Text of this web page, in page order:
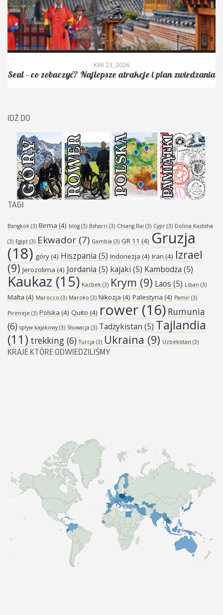
KWI 23, 2026
Seul – co zobaczyć? Najlepsze atrakcje i plan zwiedzania
IDŹ DO
TAGI
Bangkok (3) Birma (4) blog (3) Bsharri (3) Chiang Rai (3) Cypr (3) Dolina Kadisha
(3) Egipt (3) Ekwador (7) Gambia (3) GR 11 (4) Gruzja
(18) góry(4) Hiszpania (5) Indonezja (4) Iran (4) Izrael
(9) Jerozolima (4) Jordania (5) kajaki (5) Kambodża (5)
Kaukaz (15) Kazbek (3) Krym (9) Laos (5) Liban (3)
Malta (4) Marocco (3) Maroko (3) Nikozja (4) Palestyna (4) Pamir (3)
Pireneje (3) Polska (4) Quito (4) rower (16) Rumunia
(6) spływ kajakowy(3) Słowacja (3) Tadżykistan (5) Tajlandia
(11) trekking (6) Turcja (3) Ukraina (9) Uzbekistan (3)
KRAJE KTÓRE ODWIEDZILIŚMY